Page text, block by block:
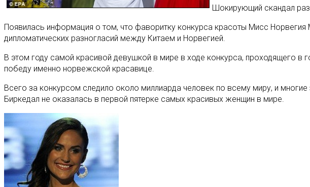
Шокирующий скандал
Появилась информация о том, что фаворитку конкурса красоты Мисс
дипломатических разногласий между Китаем и Норвегией.
В этом году самой красивой девушкой в мире в ходе конкурса, проходящего в
победу именно норвежской красавице.
Всего за конкурсом следило около миллиарда человек по всему миру, и многие
Биркедал не оказалась в первой пятерке самых красивых женщин в мире.